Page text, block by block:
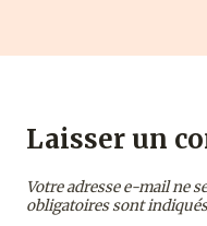
Laisser un
Votre adresse e-mail ne
obligatoires sont